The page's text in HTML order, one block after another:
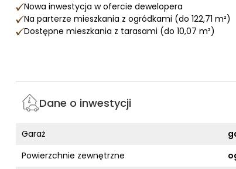
Nowa inwestycja w ofercie dewelopera
Na parterze mieszkania z ogródkami (do 122,71 m²)
Dostępne mieszkania z tarasami (do 10,07 m²)
Dane o inwestycji
Garaż
Powierzchnie zewnętrzne